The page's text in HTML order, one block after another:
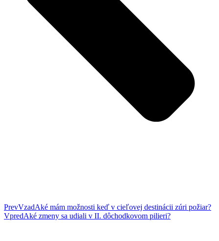
PrevVzadAké mám možnosti keď v cieľovej destinácii zúri požiar?
VpredAké zmeny sa udiali v II. dôchodkovom pilieri?